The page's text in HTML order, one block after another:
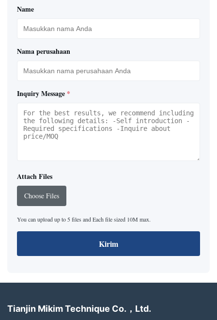
Name
Nama perusahaan
Inquiry Message *
Attach Files
Choose Files
You can upload up to 5 files and Each file sized 10M max.
Kirim
Tianjin Mikim Technique Co.，Ltd.